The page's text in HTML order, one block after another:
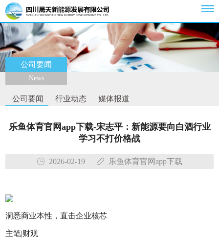
公司要闻
News
公司要闻 行业动态 媒体报道
乐鱼体育官网app下载-宋志平：新能源要向白酒行业
学习不打价格战
2026-02-19 乐鱼体育官网app下载
洞悉商业本性，直击企业核芯
主笔|财观